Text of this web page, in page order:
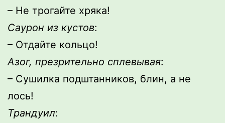
– Не трогайте хряка!
Саурон из кустов:
– Отдайте кольцо!
Азог, презрительно сплевывая:
– Сушилка подштанников, блин, а не
лось!
Трандуил: